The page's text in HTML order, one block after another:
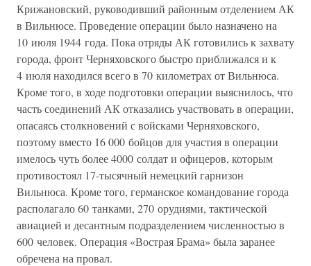
Крижановский, руководивший районным отделением АК
в Вильнюсе. Проведение операции было назначено на
10 июля 1944 года. Пока отряды АК готовились к захвату
города, фронт Черняховского быстро приближался и к
4 июля находился всего в 70 километрах от Вильнюса.
Кроме того, в ходе подготовки операции выяснилось, что
часть соединений АК отказались участвовать в операции,
опасаясь столкновений с войсками Черняховского,
поэтому вместо 16 000 бойцов для участия в операции
имелось чуть более 4000 солдат и офицеров, которым
противостоял 17-тысячный немецкий гарнизон
Вильнюса. Кроме того, германское командование города
располагало 60 танками, 270 орудиями, тактической
авиацией и десантным подразделением численностью в
600 человек. Операция «Вострая Брама» была заранее
обречена на провал.